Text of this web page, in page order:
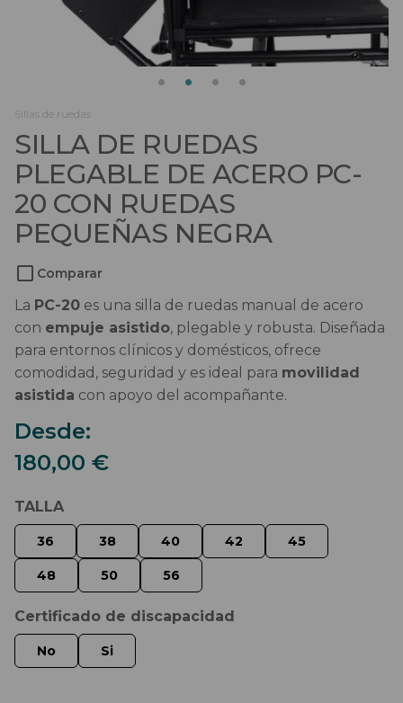
Sillas de ruedas
SILLA DE RUEDAS
PLEGABLE DE ACERO PC-
20 CON RUEDAS
PEQUEÑAS NEGRA
Comparar
La PC-20 es una silla de ruedas manual de acero
con empuje asistido, plegable y robusta. Diseñada
para entornos clínicos y domésticos, ofrece
comodidad, seguridad y es ideal para movilidad
asistida con apoyo del acompañante.
Desde:
180,00 €
TALLA
Certificado de discapacidad
Salvaescaleras
Sillas de ruedas eléctricas
Sistemas de sujeción